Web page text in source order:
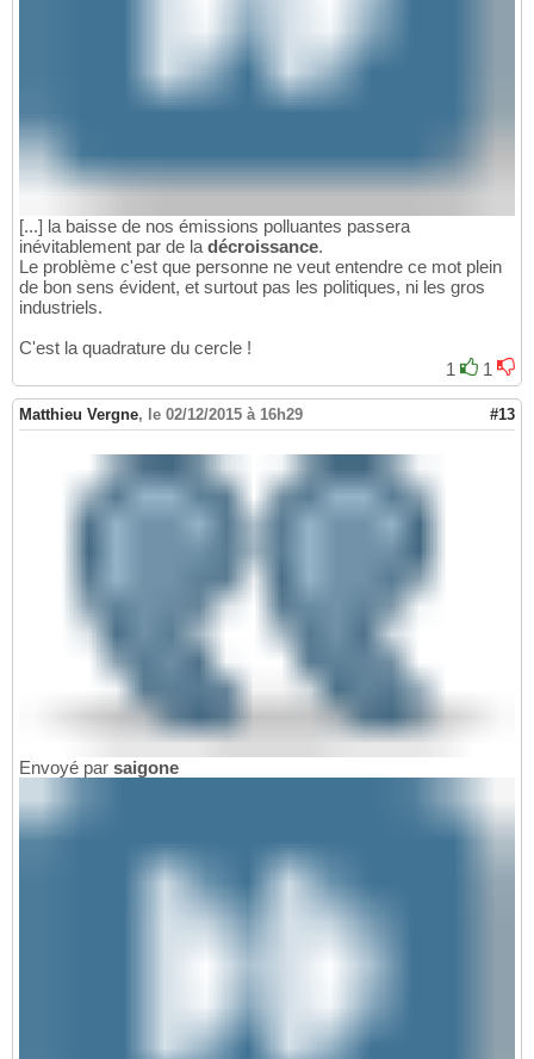
[...] la baisse de nos émissions polluantes passera
inévitablement par de la décroissance.
Le problème c'est que personne ne veut entendre ce mot plein
de bon sens évident, et surtout pas les politiques, ni les gros
industriels.
C'est la quadrature du cercle !
1
1
Matthieu Vergne, le 02/12/2015 à 16h29 #13
Envoyé par saigone